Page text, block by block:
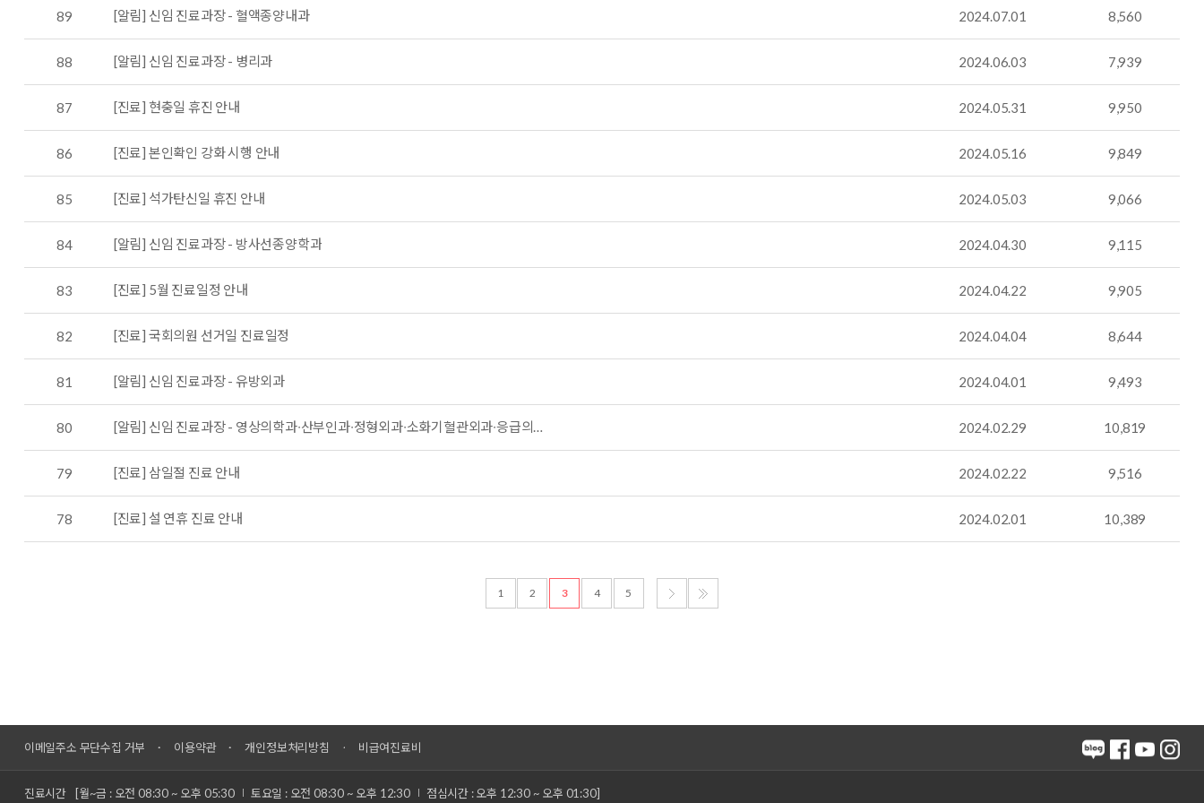
89 [알림] 신임 진료과장 - 혈액종양내과 2024.07.01 8,560
88 [알림] 신임 진료과장 - 병리과 2024.06.03 7,939
87 [진료] 현충일 휴진 안내 2024.05.31 9,950
86 [진료] 본인확인 강화 시행 안내 2024.05.16 9,849
85 [진료] 석가탄신일 휴진 안내 2024.05.03 9,066
84 [알림] 신임 진료과장 - 방사선종양학과 2024.04.30 9,115
83 [진료] 5월 진료일정 안내 2024.04.22 9,905
82 [진료] 국회의원 선거일 진료일정 2024.04.04 8,644
81 [알림] 신임 진료과장 - 유방외과 2024.04.01 9,493
80 [알림] 신임 진료과장 - 영상의학과∙산부인과∙정형외과∙소화기혈관외과∙응급의… 2024.02.29 10,819
79 [진료] 삼일절 진료 안내 2024.02.22 9,516
78 [진료] 설 연휴 진료 안내 2024.02.01 10,389
1 2 3 4 5
이메일주소 무단수집 거부 이용약관 개인정보처리방침 비급여진료비
진료시간 [월~금 : 오전 08:30 ~ 오후 05:30 토요일 : 오전 08:30 ~ 오후 12:30 점심시간 : 오후 12:30 ~ 오후 01:30]